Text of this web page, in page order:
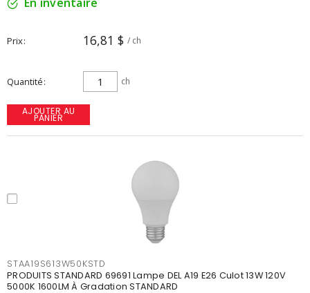
Prix 16,81 $ / ch
Quantité ch
AJOUTER AU
PANIER
STAA19S613W50KSTD
PRODUITS STANDARD 69691 Lampe DEL A19 E26 Culot 13W 120V
5000K 1600LM À Gradation STANDARD